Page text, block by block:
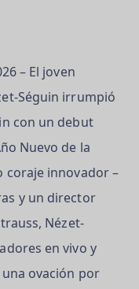
– El joven
Séguin irrumpió
con un debut
Nuevo de la
coraje innovador –
y un director
Nézet-
en vivo y
ovación por